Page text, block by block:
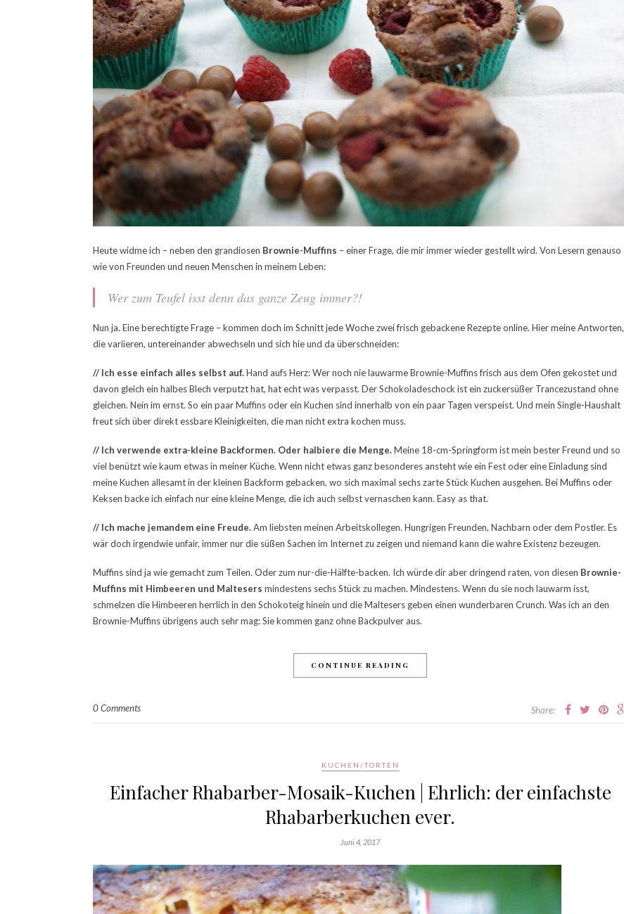
Heute widme ich – neben den grandiosen Brownie-Muffins – einer Frage, die mir immer wieder gestellt wird. Von Lesern genauso
wie von Freunden und neuen Menschen in meinem Leben:
Wer zum Teufel isst denn das ganze Zeug immer?!
Nun ja. Eine berechtigte Frage – kommen doch im Schnitt jede Woche zwei frisch gebackene Rezepte online. Hier meine Antworten,
die variieren, untereinander abwechseln und sich hie und da überschneiden:
// Ich esse einfach alles selbst auf.Hand aufs Herz: Wer noch nie lauwarme Brownie-Muffins frisch aus dem Ofen gekostet und
davon gleich ein halbes Blech verputzt hat, hat echt was verpasst. Der Schokoladeschock ist ein zuckersüßer Trancezustand ohne
gleichen. Nein im ernst. So ein paar Muffins oder ein Kuchen sind innerhalb von ein paar Tagen verspeist. Und mein Single-Haushalt
freut sich über direkt essbare Kleinigkeiten, die man nicht extra kochen muss.
// Ich verwende extra-kleine Backformen. Oder halbiere die Menge.Meine 18-cm-Springform ist mein bester Freund und so
viel benützt wie kaum etwas in meiner Küche. Wenn nicht etwas ganz besonderes ansteht wie ein Fest oder eine Einladung sind
meine Kuchen allesamt in der kleinen Backform gebacken, wo sich maximal sechs zarte Stück Kuchen ausgehen. Bei Muffins oder
Keksen backe ich einfach nur eine kleine Menge, die ich auch selbst vernaschen kann. Easy as that.
// Ich mache jemandem eine Freude.Am liebsten meinen Arbeitskollegen. Hungrigen Freunden, Nachbarn oder dem Postler. Es
wär doch irgendwie unfair, immer nur die süßen Sachen im Internet zu zeigen und niemand kann die wahre Existenz bezeugen.
Muffins sind ja wie gemacht zum Teilen. Oder zum nur-die-Hälfte-backen. Ich würde dir aber dringend raten, von diesen Brownie-
Muffins mit Himbeeren und Maltesers mindestens sechs Stück zu machen. Mindestens. Wenn du sie noch lauwarm isst,
schmelzen die Himbeeren herrlich in den Schokoteig hinein und die Maltesers geben einen wunderbaren Crunch. Was ich an den
Brownie-Muffins übrigens auch sehr mag: Sie kommen ganz ohne Backpulver aus.
CONTINUE READING
0 Comments Share:
KUCHEN/TORTEN
Einfacher Rhabarber-Mosaik-Kuchen | Ehrlich: der einfachste
Rhabarberkuchen ever.
Juni 4, 2017